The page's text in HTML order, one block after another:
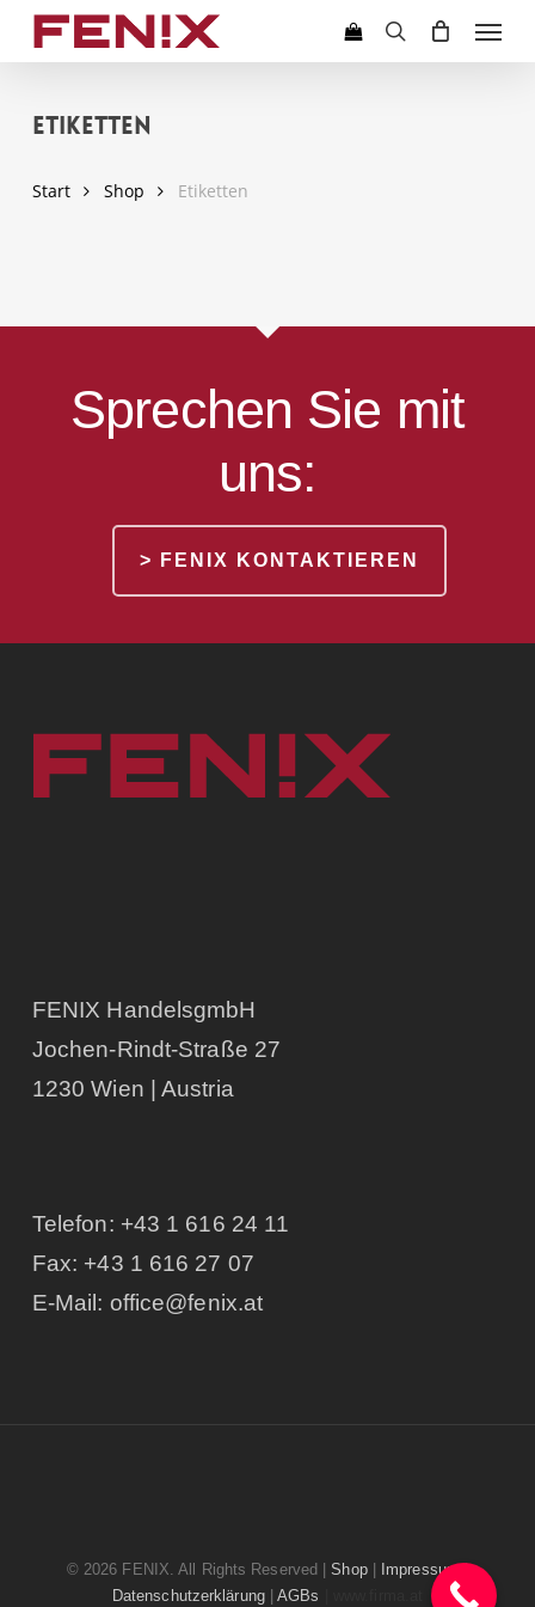
Menu
Etiketten
Start Shop Etiketten
Sprechen Sie mit
uns:
> FENIX KONTAKTIEREN
FENIX HandelsgmbH
Jochen-Rindt-Straße 27
1230 Wien | Austria
Telefon: +43 1 616 24 11
Fax: +43 1 616 27 07
E-Mail: office@fenix.at
© 2026 FENIX. All Rights Reserved |Shop| Impressum|
Datenschutzerklärung|AGBs